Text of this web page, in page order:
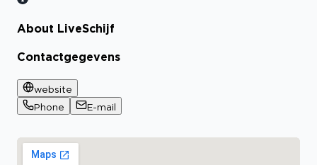
Bekijk certificaat
About LiveSchijf
Contactgegevens
website
Phone
E-mail